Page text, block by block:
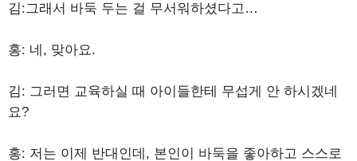
김:그래서 바둑 두는 걸 무서워하셨다고…
홍: 네, 맞아요.
김: 그러면 교육하실 때 아이들한테 무섭게 안 하시겠네
요?
홍: 저는 이제 반대인데, 본인이 바둑을 좋아하고 스스로